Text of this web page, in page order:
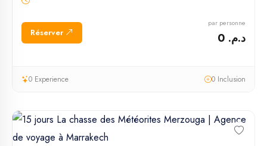
Réserver
par personne
د.م. 0
0 Experience 0 Inclusion